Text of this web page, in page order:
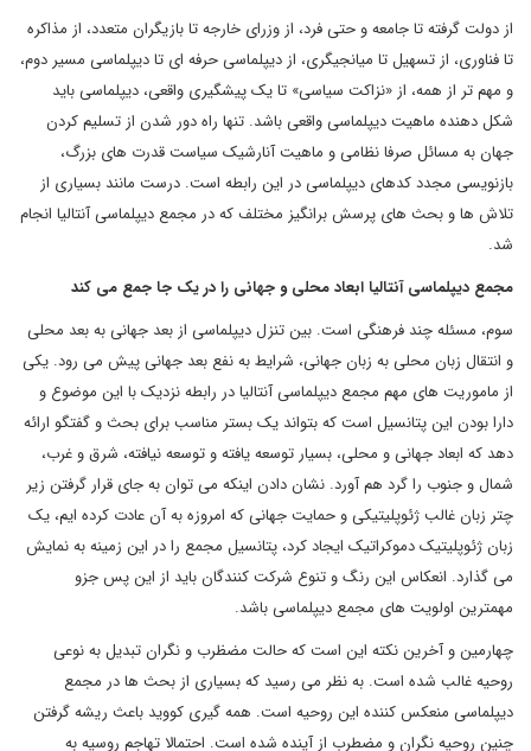
از دولت گرفته تا جامعه و حتی فرد، از وزرای خارجه تا بازیگران متعدد، از مذاکره
تا فناوری، از تسهیل تا میانجیگری، از دیپلماسی حرفه ای تا دیپلماسی مسیر دوم،
و مهم تر از همه، از «نزاکت سیاسی» تا یک پیشگیری واقعی، دیپلماسی باید
شکل دهنده ماهیت دیپلماسی واقعی باشد. تنها راه دور شدن از تسلیم کردن
جهان به مسائل صرفا نظامی و ماهیت آنارشیک سیاست قدرت های بزرگ،
بازنویسی مجدد کدهای دیپلماسی در این رابطه است. درست مانند بسیاری از
تلاش ها و بحث های پرسش برانگیز مختلف که در مجمع دیپلماسی آنتالیا انجام
شد.
مجمع دیپلماسی آنتالیا ابعاد محلی و جهانی را در یک جا جمع می کند
سوم، مسئله چند فرهنگی است. بین تنزل دیپلماسی از بعد جهانی به بعد محلی
و انتقال زبان محلی به زبان جهانی، شرایط به نفع بعد جهانی پیش می رود. یکی
از ماموریت های مهم مجمع دیپلماسی آنتالیا در رابطه نزدیک با این موضوع و
دارا بودن این پتانسیل است که بتواند یک بستر مناسب برای بحث و گفتگو ارائه
دهد که ابعاد جهانی و محلی، بسیار توسعه یافته و توسعه نیافته، شرق و غرب،
شمال و جنوب را گرد هم آورد. نشان دادن اینکه می توان به جای قرار گرفتن زیر
چتر زبان غالب ژئوپلیتیکی و حمایت جهانی که امروزه به آن عادت کرده ایم، یک
زبان ژئوپلیتیک دموکراتیک ایجاد کرد، پتانسیل مجمع را در این زمینه به نمایش
می گذارد. انعکاس این رنگ و تنوع شرکت کنندگان باید از این پس جزو
مهمترین اولویت های مجمع دیپلماسی باشد.
چهارمین و آخرین نکته این است که حالت مضظرب و نگران تبدیل به نوعی
روحیه غالب شده است. به نظر می رسید که بسیاری از بحث ها در مجمع
دیپلماسی منعکس کننده این روحیه است. همه گیری کووید باعث ریشه گرفتن
چنین روحیه نگران و مضطرب از آینده شده است. احتمالا تهاجم روسیه به